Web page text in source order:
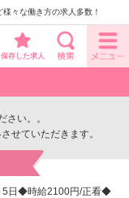
々な働き方の求人多数！
保存した求人
さい。。
せていただきます。
5日◆時給2100円/正看◆